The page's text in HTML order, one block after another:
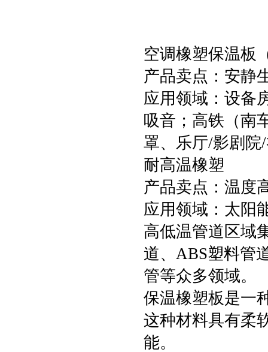
空调橡塑保温板
产品卖点：安静
应用领域：设备
吸音；高铁（南
罩、乐厅/影剧院
耐高温橡塑
产品卖点：温度
应用领域：太阳
高低温管道区域
道、ABS塑料管
管等众多领域。
保温橡塑板是一
这种材料具有柔
能。